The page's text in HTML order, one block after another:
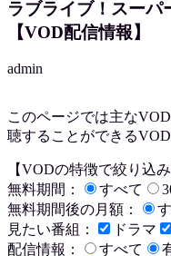
ラブライブ！スー
【VOD配信情報】
admin
このページでは主な
聴することができる
【VODの特徴で絞り込
無料期間：
すべて
無料期間後の月額：
見たい番組：
ドラマ
配信情報：
すべて